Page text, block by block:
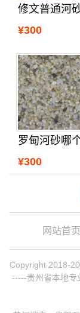
修文普通河
¥300
罗甸河砂哪
¥300
网站首页
Copyright 2018-
-----贵州省本地专